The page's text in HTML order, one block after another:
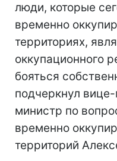
люди, которые
временно
территориях,
оккупационного
бояться
подчеркнул
министр по
временно
территорий